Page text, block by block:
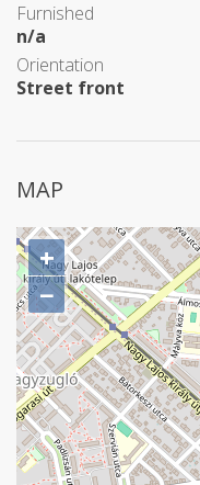
Furnished
n/a
Orientation
Street front
MAP
+
−